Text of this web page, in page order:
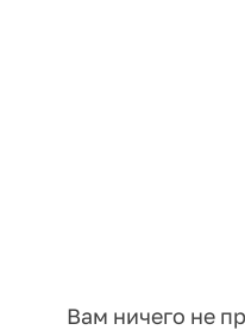
Вам ничего не